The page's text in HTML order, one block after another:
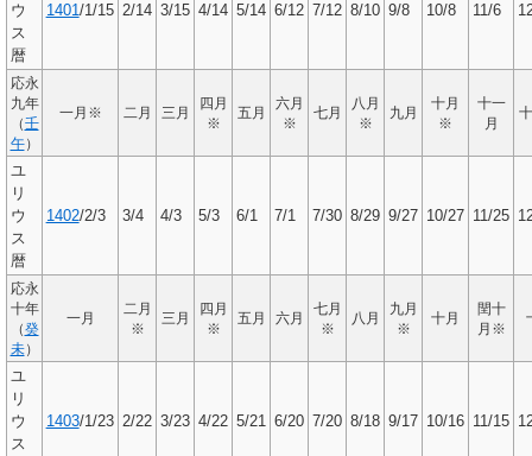
ウ
ス
暦
1401/1/15 2/14 3/15 4/14 5/14 6/12 7/12 8/10 9/8 10/8 11/6
応永
九年
（壬
午）
一月※ 二月 三月
四月
※
五月
六月
※
七月
八月
※
九月
十月
※
十一
月
ユ
リ
ウ
ス
暦
1402/2/3 3/4 4/3 5/3 6/1 7/1 7/30 8/29 9/27 10/27 11/25
応永
十年
（癸
未）
一月
二月
※
三月
四月
※
五月 六月
七月
※
八月
九月
※
十月
閏十
月※
ユ
リ
ウ
ス
1403/1/23 2/22 3/23 4/22 5/21 6/20 7/20 8/18 9/17 10/16 11/15